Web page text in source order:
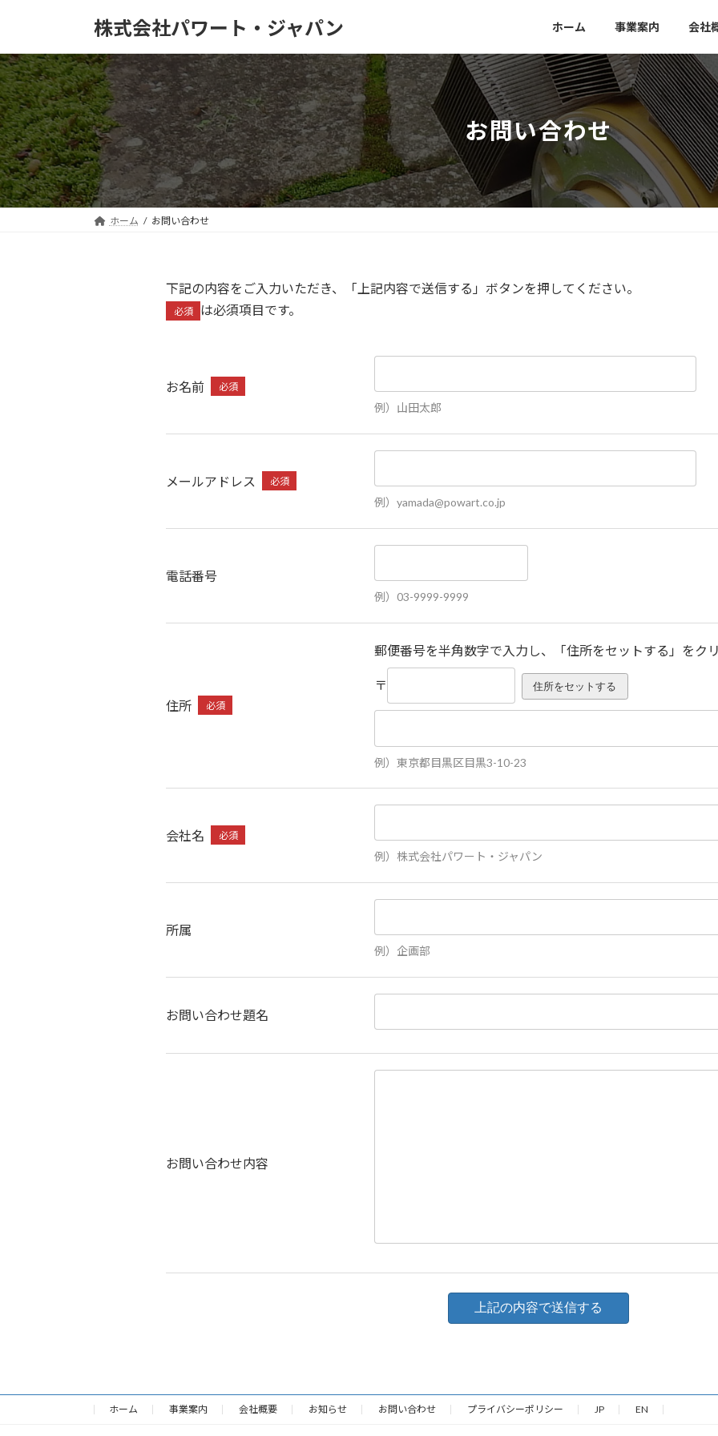
ン
ツ
へ
ス
キ
ッ
プ
ー
シ
ョ
ン
に
移
動
株式会社パワート・ジャパン ホーム 事業案内 会社
お問い合わせ
ホーム お問い合わせ
下記の内容をご入力いただき、「上記内容で送信する」ボタンを押してください。
必須 は必須項目です。
お名前 必須
例）山田太郎
メールアドレス 必須
例）yamada@powart.co.jp
電話番号
例）03-9999-9999
住所 必須
郵便番号を半角数字で入力し、「住所をセットする」をク
〒
例）東京都目黒区目黒3-10-23
会社名 必須
例）株式会社パワート・ジャパン
所属
例）企画部
お問い合わせ題名
お問い合わせ内容
ホーム 事業案内 会社概要 お知らせ お問い合わせ プライバシーポリシー JP EN